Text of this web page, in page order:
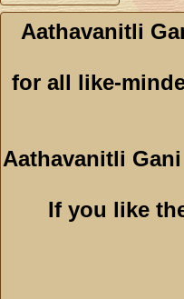
Aathavanitli
for all like-
Aathavanitli
If you like